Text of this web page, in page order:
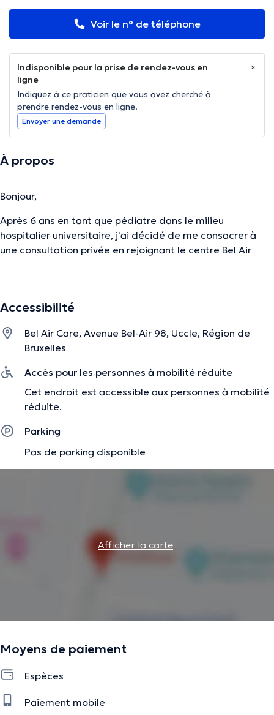
Voir le n° de téléphone
Indisponible pour la prise de rendez-vous en
ligne
Indiquez à ce praticien que vous avez cherché à
prendre rendez-vous en ligne.
Envoyer une demande
À propos
Bonjour,
Après 6 ans en tant que pédiatre dans le milieu
hospitalier universitaire, j'ai décidé de me consacrer à
une consultation privée en rejoignant le centre Bel Air
qualité pour chacun de mes petits patients.
Au plaisir de vous y rencontrer.
Je ne travaille plus avec mon agenda Doctoranytime,
n'hésitez pas à vous rendre sur rodesch.progenda.be.
La description a été éditée par l'équipe de Doctoranytime et se base sur des
informations vérifiées.
Accessibilité
Bel Air Care, Avenue Bel-Air 98, Uccle, Région de
Bruxelles
Accès pour les personnes à mobilité réduite
Cet endroit est accessible aux personnes à mobilité
réduite.
Parking
Pas de parking disponible
Afficher la carte
Moyens de paiement
Espèces
Paiement mobile